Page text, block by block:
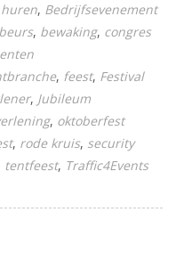
Bedrijfsevenement
beurs bewaking congres
feest Festival
Jubileum
oktoberfest
rode kruis security
tentfeest Traffic4Events